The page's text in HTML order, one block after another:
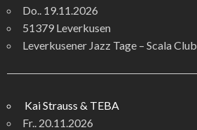
Do.. 19.11.2026
51379 Leverkusen
Leverkusener Jazz Tage – Scala Club
Kai Strauss & TEBA
Fr.. 20.11.2026